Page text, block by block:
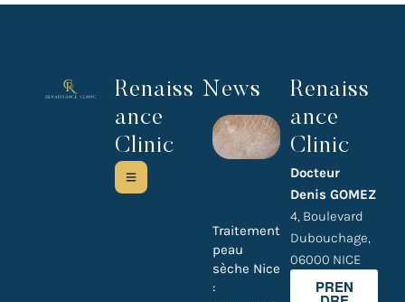
Renaiss
ance
Clinic
News
Médecine esthétique
Soins du visage
Traitement
peau
sèche Nice
:
Renaiss
ance
Clinic
Docteur
Denis GOMEZ
4, Boulevard
Dubouchage,
06000 NICE
PREN